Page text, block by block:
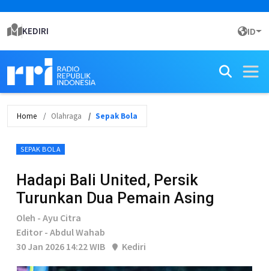
KEDIRI ID
Home Olahraga Sepak Bola
SEPAK BOLA
Hadapi Bali United, Persik
Turunkan Dua Pemain Asing
Oleh - Ayu Citra
Editor - Abdul Wahab
30 Jan 2026 14:22 WIB
Kediri